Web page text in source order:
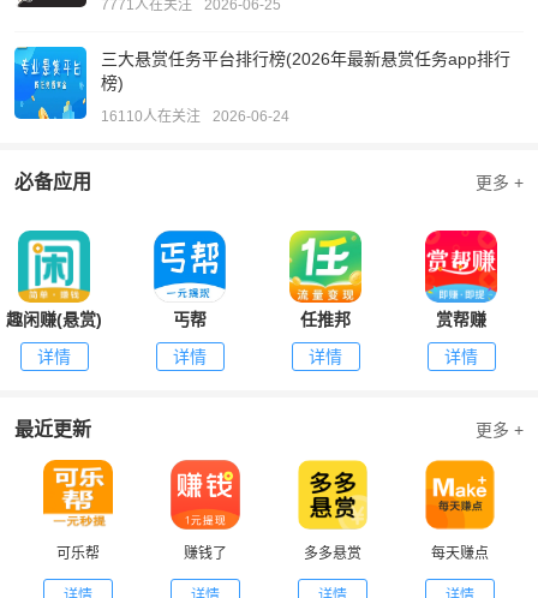
7771人在关注 2026-06-25
三大悬赏任务平台排行榜(2026年最新悬赏任务app排行
榜)
16110人在关注 2026-06-24
必备应用 更多 +
趣闲赚(悬赏)
详情
丐帮
详情
任推邦
详情
赏帮赚
详情
最近更新 更多 +
可乐帮 赚钱了 多多悬赏 每天赚点